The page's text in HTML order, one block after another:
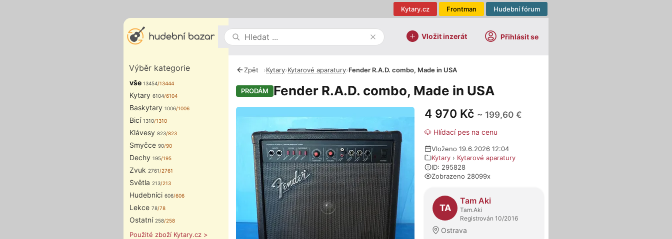
Hudební fórum
Frontman
Kytary.cz
Vložit inzerát Přihlásit se
Výběr kategorie
vše 13454/13444
Kytary 6104/6104
Baskytary 1006/1006
Bicí 1310/1310
Klávesy 823/823
Smyčce 90/90
Dechy 195/195
Zvuk 2761/2761
Světla 213/213
Hudebníci 606/606
Lekce 78/78
Ostatní 258/258
Použité zboží Kytary.cz >
Zpět ›Kytary›Kytarové aparatury›Fender R.A.D. combo, Made in USA
PRODÁM Fender R.A.D. combo, Made in USA
Fotografie 4 970 Kč ~ 199,60 €
🐶 Hlídací pes na cenu
Vloženo 19.6.2026 12:04
Kytary › Kytarové aparatury
ID: 295828
Zobrazeno 28099x
O prodejci
TA
Tam Aki
Tam.Aki
Registrován 10/2016
Ostrava